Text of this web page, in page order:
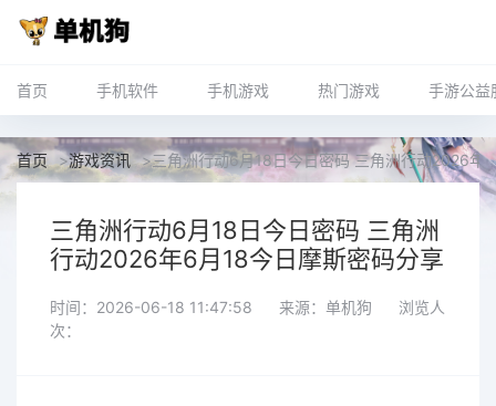
首页 手机软件 手机游戏 热门游戏 手游公益
首页 >游戏资讯 >三角洲行动6月18日今日密码 三角洲行动2026年
三角洲行动6月18日今日密码 三角洲
行动2026年6月18今日摩斯密码分享
时间：2026-06-18 11:47:58 来源：单机狗
浏览人
次：